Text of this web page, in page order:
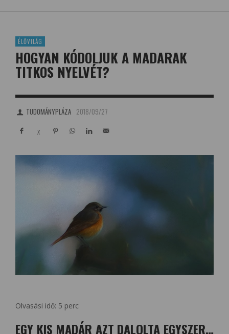
ÉLŐVILÁG
HOGYAN KÓDOLJUK A MADARAK
TITKOS NYELVÉT?
TUDOMÁNYPLÁZA 2018/09/27
Olvasási idő: 5 perc
EGY KIS MADÁR AZT DALOLTA EGYSZER…